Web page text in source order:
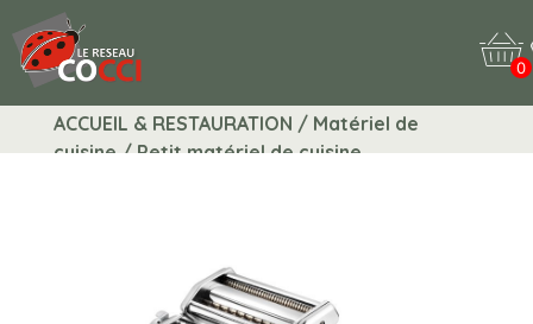
0
ACCUEIL & RESTAURATION / Matériel de
cuisine / Petit matériel de cuisine